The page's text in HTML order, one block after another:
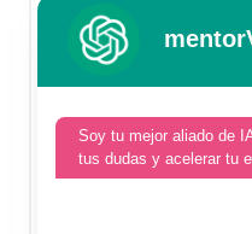
Soy tu mejor aliado de
tus dudas y acelerar tu